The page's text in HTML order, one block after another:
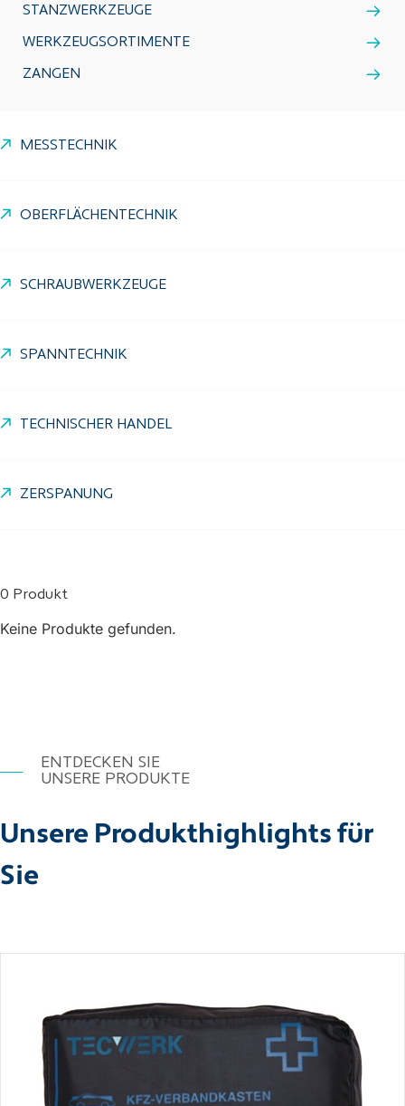
STANZWERKZEUGE
WERKZEUGSORTIMENTE
ZANGEN
MESSTECHNIK
OBERFLÄCHENTECHNIK
SCHRAUBWERKZEUGE
SPANNTECHNIK
TECHNISCHER HANDEL
ZERSPANUNG
0 Produkt
Keine Produkte gefunden.
ENTDECKEN SIE
UNSERE PRODUKTE
Unsere Produkthighlights für
Sie